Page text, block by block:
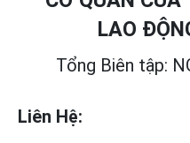
LAO
Tổng Biên tập:
Liên Hệ: